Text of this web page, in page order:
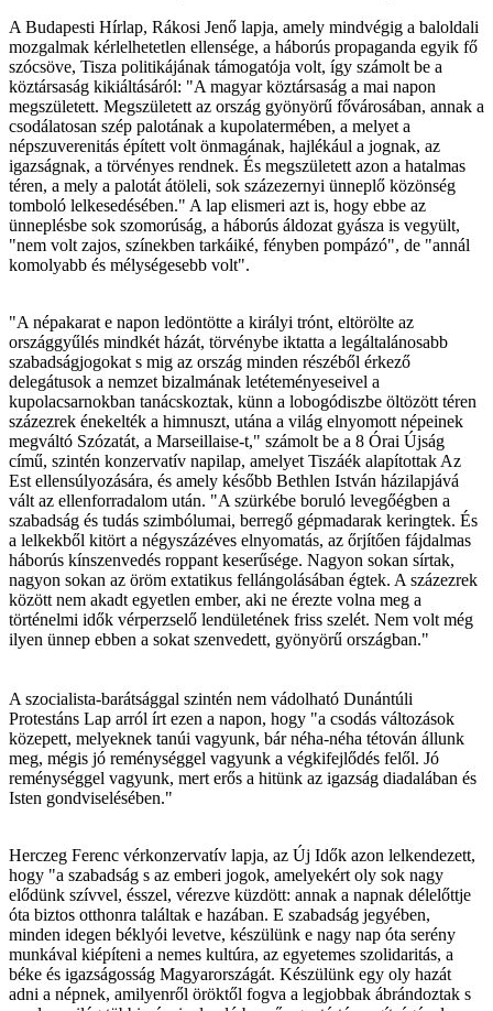
A Budapesti Hírlap, Rákosi Jenő lapja, amely mindvégig a baloldali
mozgalmak kérlelhetetlen ellensége, a háborús propaganda egyik fő
szócsöve, Tisza politikájának támogatója volt, így számolt be a
köztársaság kikiáltásáról: "A magyar köztársaság a mai napon
megszületett. Megszületett az ország gyönyörű fővárosában, annak a
csodálatosan szép palotának a kupolatermében, a melyet a
népszuverenitás épített volt önmagának, hajlékául a jognak, az
igazságnak, a törvényes rendnek. És megszületett azon a hatalmas
téren, a mely a palotát átöleli, sok százezernyi ünneplő közönség
tomboló lelkesedésében." A lap elismeri azt is, hogy ebbe az
ünneplésbe sok szomorúság, a háborús áldozat gyásza is vegyült,
"nem volt zajos, színekben tarkáiké, fényben pompázó", de "annál
komolyabb és mélységesebb volt".
"A népakarat e napon ledöntötte a királyi trónt, eltörölte az
országgyűlés mindkét házát, törvénybe iktatta a legáltalánosabb
szabadságjogokat s mig az ország minden részéből érkező
delegátusok a nemzet bizalmának letéteményeseivel a
kupolacsarnokban tanácskoztak, künn a lobogódiszbe öltözött téren
százezrek énekelték a himnuszt, utána a világ elnyomott népeinek
megváltó Szózatát, a Marseillaise-t," számolt be a 8 Órai Újság
című, szintén konzervatív napilap, amelyet Tiszáék alapítottak Az
Est ellensúlyozására, és amely később Bethlen István házilapjává
vált az ellenforradalom után. "A szürkébe boruló levegőégben a
szabadság és tudás szimbólumai, berregő gépmadarak keringtek. És
a lelkekből kitört a négyszázéves elnyomatás, az őrjítően fájdalmas
háborús kínszenvedés roppant keserűsége. Nagyon sokan sírtak,
nagyon sokan az öröm extatikus fellángolásában égtek. A százezrek
között nem akadt egyetlen ember, aki ne érezte volna meg a
történelmi idők vérperzselő lendületének friss szelét. Nem volt még
ilyen ünnep ebben a sokat szenvedett, gyönyörű országban."
A szocialista-barátsággal szintén nem vádolható Dunántúli
Protestáns Lap arról írt ezen a napon, hogy "a csodás változások
közepett, melyeknek tanúi vagyunk, bár néha-néha tétován állunk
meg, mégis jó reménységgel vagyunk a végkifejlődés felől. Jó
reménységgel vagyunk, mert erős a hitünk az igazság diadalában és
Isten gondviselésében."
Herczeg Ferenc vérkonzervatív lapja, az Új Idők azon lelkendezett,
hogy "a szabadság s az emberi jogok, amelyekért oly sok nagy
elődünk szívvel, ésszel, vérezve küzdött: annak a napnak délelőttje
óta biztos otthonra találtak e hazában. E szabadság jegyében,
minden idegen béklyói levetve, készülünk e nagy nap óta serény
munkával kiépíteni a nemes kultúra, az egyetemes szolidaritás, a
béke és igazságosság Magyarországát. Készülünk egy oly hazát
adni a népnek, amilyenről öröktől fogva a legjobbak ábrándoztak s